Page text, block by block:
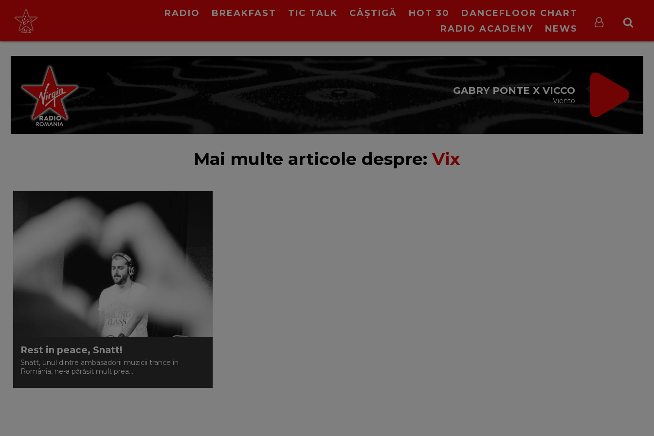
RADIO BREAKFAST TIC TALK CÂȘTIGĂ HOT 30
DANCEFLOOR CHART
RADIO ACADEMY
NEWS
GABRY PONTE X VICCO
Viento
Mai multe articole despre: Vix
Rest in peace, Snatt!
Snatt, unul dintre ambasadorii muzicii trance în
România, ne-a părăsit mult prea...